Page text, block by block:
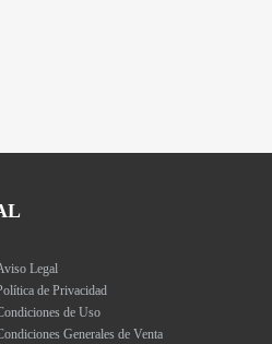
Legal
de Privacidad
de Uso
Generales de Venta